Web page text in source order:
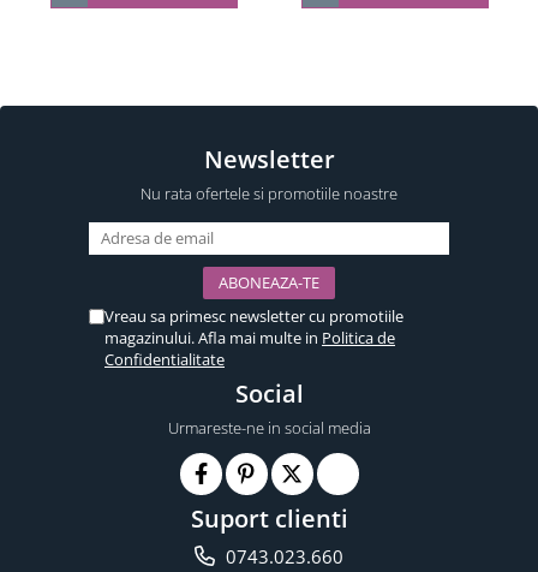
Newsletter
Nu rata ofertele si promotiile noastre
Vreau sa primesc newsletter cu promotiile
magazinului. Afla mai multe in Politica de
Confidentialitate
Social
Urmareste-ne in social media
Suport clienti
0743.023.660